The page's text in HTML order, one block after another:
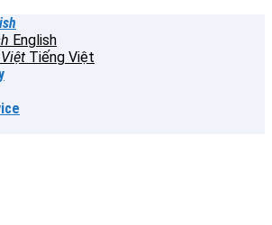
English
Tiếng Việt